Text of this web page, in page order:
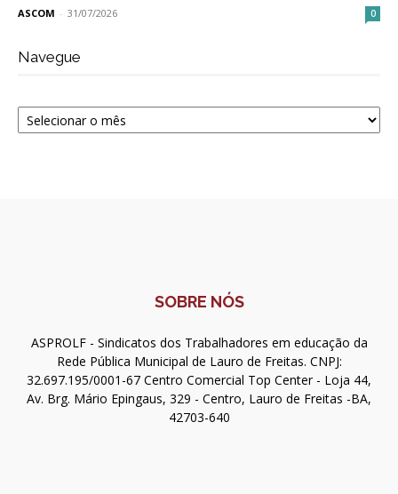
ASCOM - 31/07/2026 0
Navegue
Navegue
SOBRE NÓS
ASPROLF - Sindicatos dos Trabalhadores em educação da
Rede Pública Municipal de Lauro de Freitas. CNPJ:
32.697.195/0001-67 Centro Comercial Top Center - Loja 44,
Av. Brg. Mário Epingaus, 329 - Centro, Lauro de Freitas -BA,
42703-640